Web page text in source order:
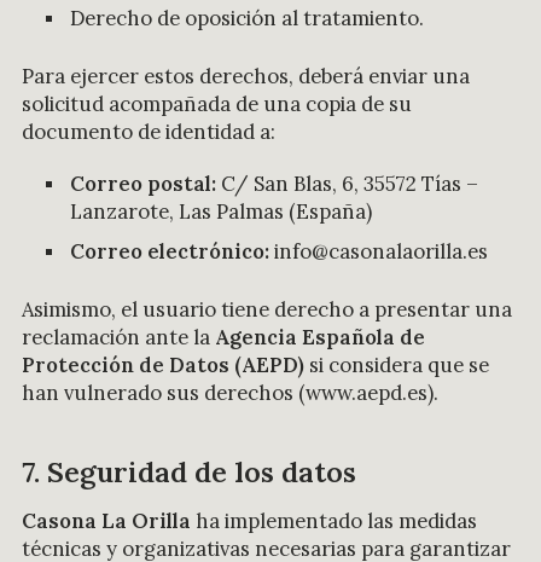
Derecho de oposición al tratamiento.
Para ejercer estos derechos, deberá enviar una
solicitud acompañada de una copia de su
documento de identidad a:
Correo postal:C/ San Blas, 6, 35572 Tías –
Lanzarote, Las Palmas (España)
Correo electrónico:info@casonalaorilla.es
Asimismo, el usuario tiene derecho a presentar una
reclamación ante la Agencia Española de
Protección de Datos (AEPD)si considera que se
han vulnerado sus derechos (www.aepd.es).
7. Seguridad de los datos
Casona La Orilla ha implementado las medidas
técnicas y organizativas necesarias para garantizar